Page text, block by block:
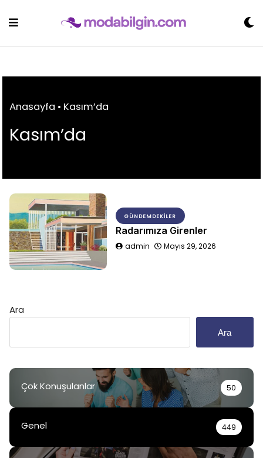
Anasayfa • Kasım’da
Kasım’da
GÜNDEMDEKILER
Radarımıza Girenler
admin Mayıs 29, 2026
Ara
Ara
Çok Konuşulanlar 50
Genel 449